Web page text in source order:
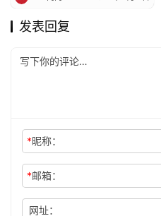
发表回复
*昵称：
*邮箱：
网址：